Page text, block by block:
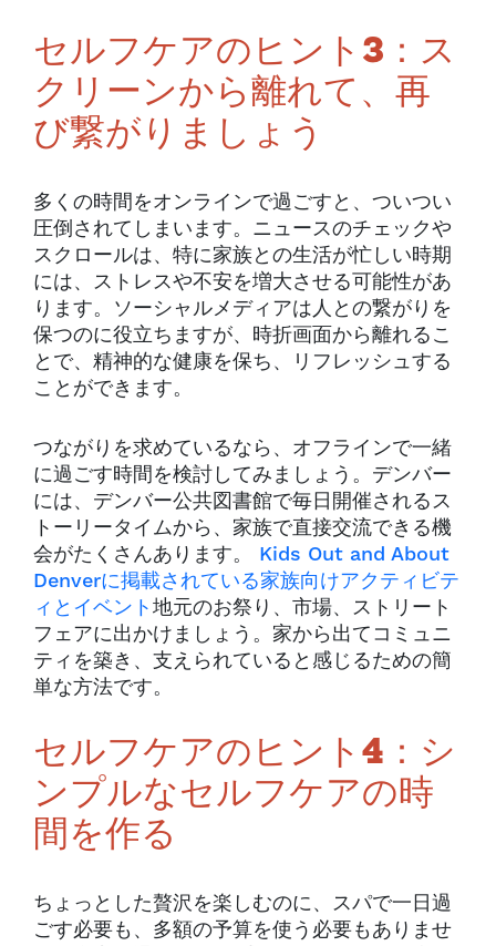
セルフケアのヒント3：ス
クリーンから離れて、再
び繋がりましょう
多くの時間をオンラインで過ごすと、ついつい
圧倒されてしまいます。ニュースのチェックや
スクロールは、特に家族との生活が忙しい時期
には、ストレスや不安を増大させる可能性があ
ります。ソーシャルメディアは人との繋がりを
保つのに役立ちますが、時折画面から離れるこ
とで、精神的な健康を保ち、リフレッシュする
ことができます。
つながりを求めているなら、オフラインで一緒
に過ごす時間を検討してみましょう。デンバー
には、デンバー公共図書館で毎日開催されるス
トーリータイムから、家族で直接交流できる機
会がたくさんあります。 Kids Out and About
Denverに掲載されている家族向けアクティビテ
ィとイベント地元のお祭り、市場、ストリート
フェアに出かけましょう。家から出てコミュニ
ティを築き、支えられていると感じるための簡
単な方法です。
セルフケアのヒント4：シ
ンプルなセルフケアの時
間を作る
ちょっとした贅沢を楽しむのに、スパで一日過
ごす必要も、多額の予算を使う必要もありませ